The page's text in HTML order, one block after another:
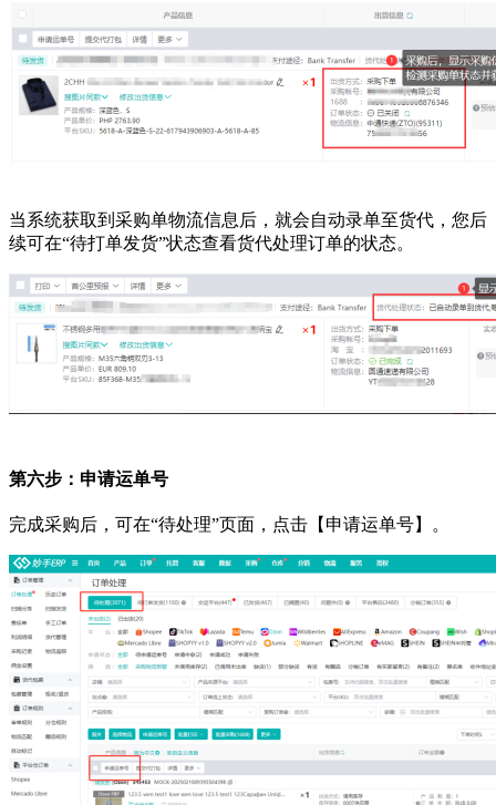
当系统获取到采购单物流信息后，就会自动录单至货代，您后
续可在“待打单发货”状态查看货代处理订单的状态。
第六步：申请运单号
完成采购后，可在“待处理”页面，点击【申请运单号】。